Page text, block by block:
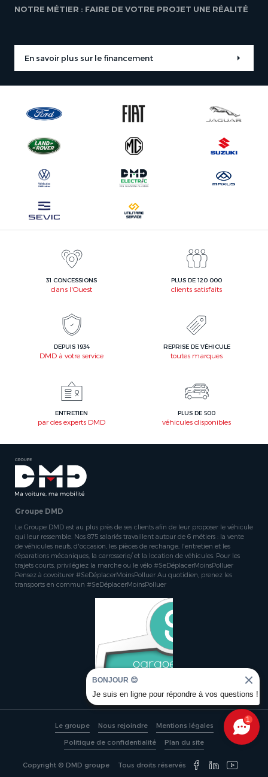
NOTRE MÉTIER : FAIRE DE VOTRE PROJET UNE RÉALITÉ
En savoir plus sur le financement
31 CONCESSIONS
dans l'Ouest
PLUS DE 120 000
clients satisfaits
DEPUIS 1934
DMD à votre service
REPRISE DE VÉHICULE
toutes marques
ENTRETIEN
par des experts DMD
PLUS DE 500
véhicules disponibles
Groupe DMD
Le Groupe DMD est au plus près de ses clients afin de leur proposer le véhicule
qui leur ressemble. Nos 875 salariés travaillent autour de 6 métiers : la vente
de véhicules neufs, d'occasion, les pièces de rechange, l'entretien et les
réparations mécaniques, la carrosserie/ et la location de véhicules. Pour les
trajets courts, privilégiez la marche ou le vélo #SeDéplacerMoinsPolluer
Pensez à covoiturer #SeDéplacerMoinsPolluer Au quotidien, prenez les
transports en commun #SeDéplacerMoinsPolluer
Le groupe Nous rejoindre Mentions légales
Politique de confidentialité Plan du site
Copyright © DMD groupe Tous droits réservés
1
BONJOUR 😊
Je suis en ligne pour répondre à vos questions !